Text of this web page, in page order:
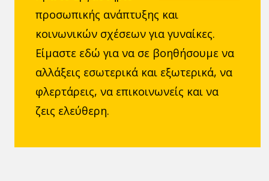
προσωπικής ανάπτυξης και
κοινωνικών σχέσεων για γυναίκες.
Είμαστε εδώ για να σε βοηθήσουμε να
αλλάξεις εσωτερικά και εξωτερικά, να
φλερτάρεις, να επικοινωνείς και να
ζεις ελεύθερη.